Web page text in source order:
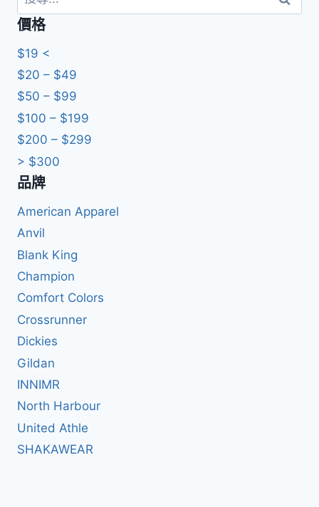
尋
關
鍵
字:
價格
$19 <
$20 – $49
$50 – $99
$100 – $199
$200 – $299
> $300
品牌
American Apparel
Anvil
Blank King
Champion
Comfort Colors
Crossrunner
Dickies
Gildan
INNIMR
North Harbour
United Athle
SHAKAWEAR